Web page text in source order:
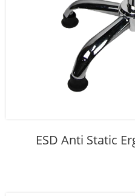
ESD Anti Static